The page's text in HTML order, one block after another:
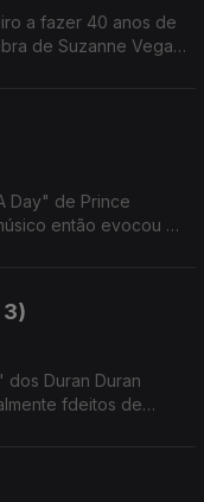
a fazer 40 anos de
de Suzanne Vega
Day" de Prince
então evocou e
Duran Duran
fdeitos de